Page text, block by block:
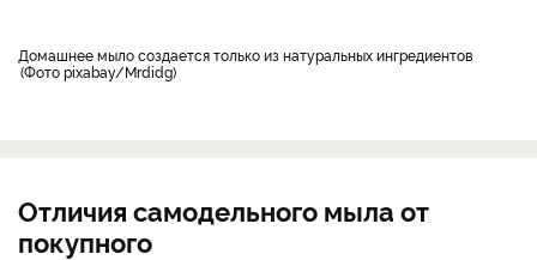
домашнее мыло создается только из натуральных ингредиентов
Фото pixabay/Mrdidg
Отличия самодельного мыла от
покупного